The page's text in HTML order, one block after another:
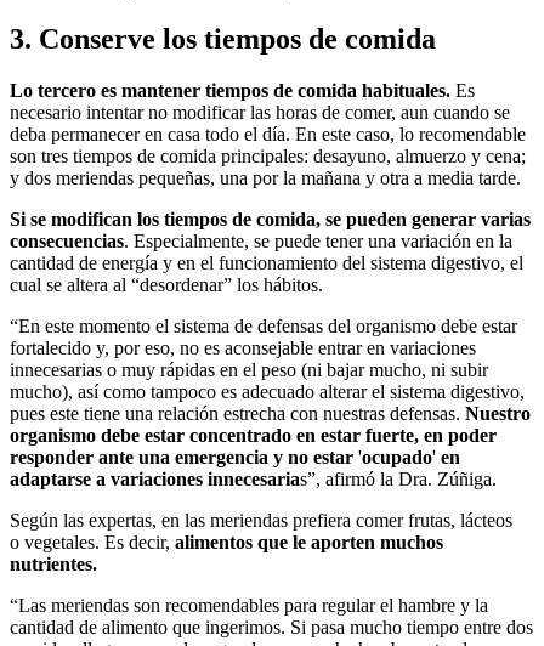
3. Conserve los tiempos de comida
Lo tercero es mantener tiempos de comida habituales. Es
necesario intentar no modificar las horas de comer, aun cuando se
deba permanecer en casa todo el día. En este caso, lo recomendable
son tres tiempos de comida principales: desayuno, almuerzo y cena;
y dos meriendas pequeñas, una por la mañana y otra a media tarde.
Si se modifican los tiempos de comida, se pueden generar varias
consecuencias. Especialmente, se puede tener una variación en la
cantidad de energía y en el funcionamiento del sistema digestivo, el
cual se altera al “desordenar” los hábitos.
“En este momento el sistema de defensas del organismo debe estar
fortalecido y, por eso, no es aconsejable entrar en variaciones
innecesarias o muy rápidas en el peso (ni bajar mucho, ni subir
mucho), así como tampoco es adecuado alterar el sistema digestivo,
pues este tiene una relación estrecha con nuestras defensas. Nuestro
organismo debe estar concentrado en estar fuerte, en poder
responder ante una emergencia y no estar 'ocupado' en
adaptarse a variaciones innecesarias”, afirmó la Dra. Zúñiga.
Según las expertas, en las meriendas prefiera comer frutas, lácteos
o vegetales. Es decir, alimentos que le aporten muchos
nutrientes.
“Las meriendas son recomendables para regular el hambre y la
cantidad de alimento que ingerimos. Si pasa mucho tiempo entre dos